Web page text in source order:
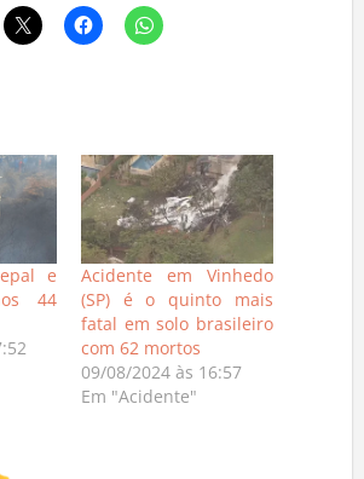
e
44
Acidente em Vinhedo
(SP) é o quinto mais
fatal em solo brasileiro
com 62 mortos
09/08/2024 às 16:57
Em "Acidente"